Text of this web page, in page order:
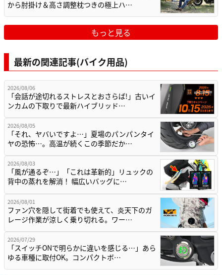
から肘掛け＆高さ調整枕つきの極上ハ…
もっと見る
最新の関連記事(バイク用品)
2026/08/06
「会話が途切れるストレスとおさらば!」古いイ
ンカムの下取りで最新ハイブリッド…
2026/08/05
「それ、ヤバいですよ…」夏場のパンパンタイ
ヤの恐怖…。高温が続くこの季節だか…
2026/08/03
「風が通るぞ…」「これは革新的」リュックの
背中の蒸れを解消！ 幅広いバッグに…
2026/08/01
ファン穴を隠して街着でも使えて、炎天下のガ
レージ作業が涼しく乗り切れる。ワー…
2026/07/29
「スイッチONで明らかに違いを感じる…」あら
ゆる車種に取付OK。コンパクトボ…